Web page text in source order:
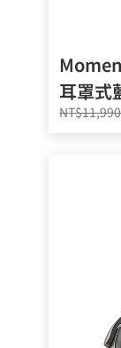
耳罩式
NT$11,990